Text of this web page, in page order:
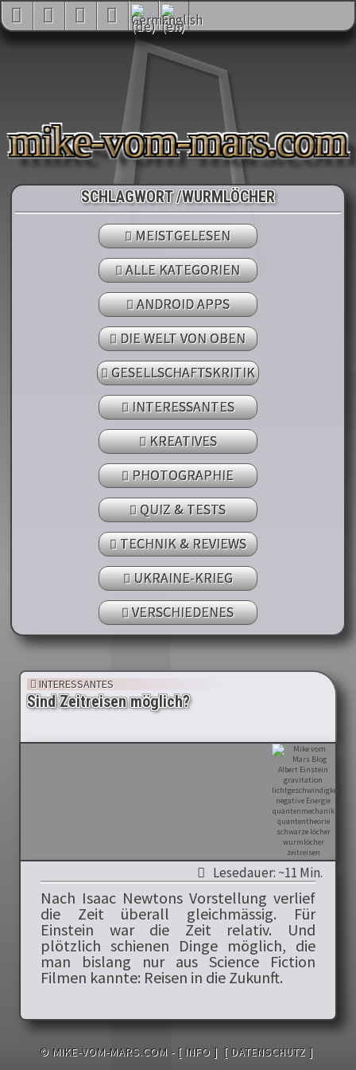
mike-vom-mars.com
SCHLAGWORT /WURMLÖCHER
MEISTGELESEN
ALLE KATEGORIEN
ANDROID APPS
DIE WELT VON OBEN
GESELLSCHAFTSKRITIK
INTERESSANTES
KREATIVES
PHOTOGRAPHIE
QUIZ & TESTS
TECHNIK & REVIEWS
UKRAINE-KRIEG
VERSCHIEDENES
INTERESSANTES
Sind Zeitreisen möglich?
Lesedauer: ~11 Min.
Nach Isaac Newtons Vorstellung verlief
die Zeit überall gleichmässig. Für
Einstein war die Zeit relativ. Und
plötzlich schienen Dinge möglich, die
man bislang nur aus Science Fiction
Filmen kannte: Reisen in die Zukunft.
© MIKE-VOM-MARS.COM - [ INFO ] [ DATENSCHUTZ ]